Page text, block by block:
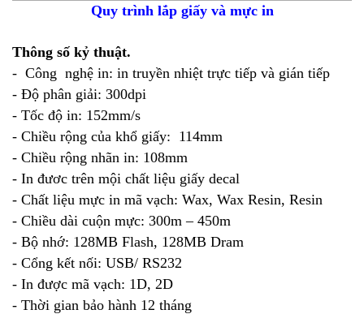
Quy trình lắp giấy và mực in
Thông số kỷ thuật.
- Công nghệ in: in truyền nhiệt trực tiếp và gián tiếp
- Độ phân giải: 300dpi
- Tốc độ in: 152mm/s
- Chiều rộng của khổ giấy: 114mm
- Chiều rộng nhãn in: 108mm
- In đươc trên mội chất liệu giấy decal
- Chất liệu mực in mã vạch: Wax, Wax Resin, Resin
- Chiều dài cuộn mực: 300m – 450m
- Bộ nhớ: 128MB Flash, 128MB Dram
- Cổng kết nối: USB/ RS232
- In được mã vạch: 1D, 2D
- Thời gian bảo hành 12 tháng